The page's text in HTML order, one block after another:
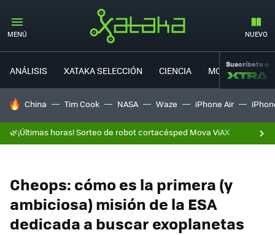
MENÚ NUEVO
ANÁLISIS XATAKA SELECCIÓN CIENCIA MOVILIDAD
Suscríbete a
HOY SE HABLA DE
China Tim Cook NASA Waze iPhone Air
🌿¡Últimas horas! Sorteo de robot cortacésped Mova ViAX
Cheops: cómo es la primera (y
ambiciosa) misión de la ESA
dedicada a buscar exoplanetas